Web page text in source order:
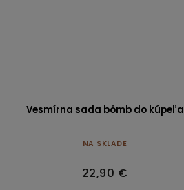
Vesmírna sada bômb do kúpeľa
NA SKLADE
22,90 €